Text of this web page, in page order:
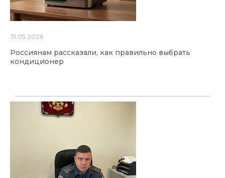
31.05.2026
Россиянам рассказали, как правильно выбрать
кондиционер